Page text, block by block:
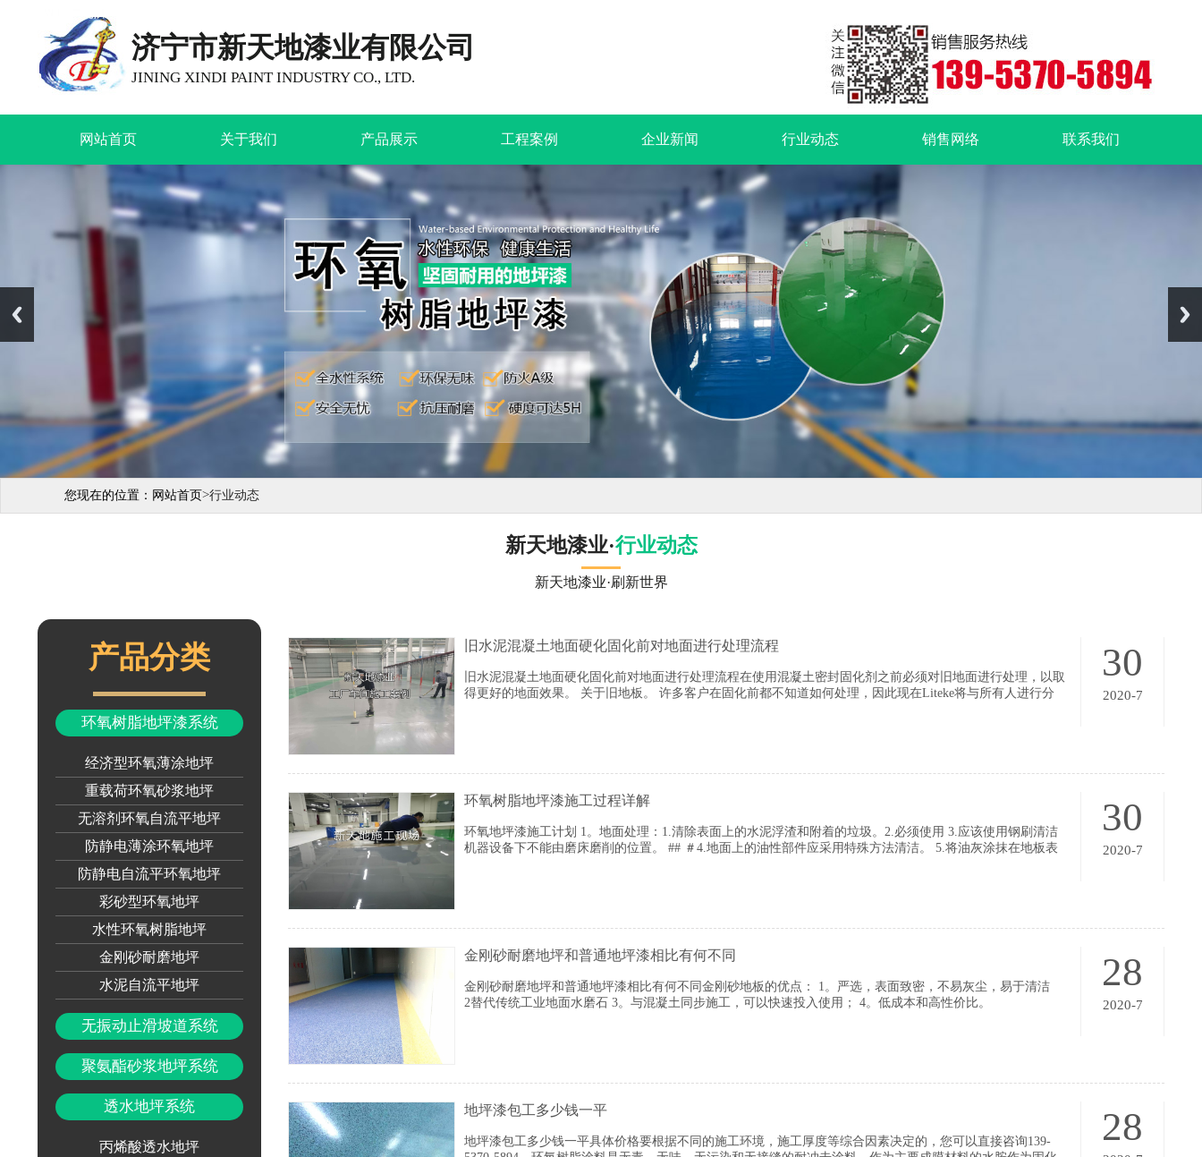
济宁市新天地漆业有限公司
JINING XINDI PAINT INDUSTRY CO., LTD.
网站首页 关于我们 产品展示 工程案例 企业新闻 行业动态 销售网络 联系我们
您现在的位置： 网站首页>行业动态
新天地漆业·行业动态
新天地漆业·刷新世界
产品分类
环氧树脂地坪漆系统
经济型环氧薄涂地坪
重载荷环氧砂浆地坪
无溶剂环氧自流平地坪
防静电薄涂环氧地坪
防静电自流平环氧地坪
彩砂型环氧地坪
水性环氧树脂地坪
金刚砂耐磨地坪
水泥自流平地坪
无振动止滑坡道系统
聚氨酯砂浆地坪系统
透水地坪系统
丙烯酸透水地坪
30
2020-7
旧水泥混凝土地面硬化固化前对地面进行处理流程
旧水泥混凝土地面硬化固化前对地面进行处理流程在使用混凝土密封固化剂之前必须对旧地面进行处理，以取
得更好的地面效果。 关于旧地板。 许多客户在固化前都不知道如何处理，因此现在Liteke将与所有人进行分
30
2020-7
环氧树脂地坪漆施工过程详解
环氧地坪漆施工计划 1。地面处理：1.清除表面上的水泥浮渣和附着的垃圾。2.必须使用 3.应该使用钢刷清洁
机器设备下不能由磨床磨削的位置。 ## ＃4.地面上的油性部件应采用特殊方法清洁。 5.将油灰涂抹在地板表
28
2020-7
金刚砂耐磨地坪和普通地坪漆相比有何不同
金刚砂耐磨地坪和普通地坪漆相比有何不同金刚砂地板的优点： 1。严选，表面致密，不易灰尘，易于清洁
2替代传统工业地面水磨石 3。与混凝土同步施工，可以快速投入使用； 4。低成本和高性价比。
28
地坪漆包工多少钱一平
地坪漆包工多少钱一平具体价格要根据不同的施工环境，施工厚度等综合因素决定的，您可以直接咨询139-